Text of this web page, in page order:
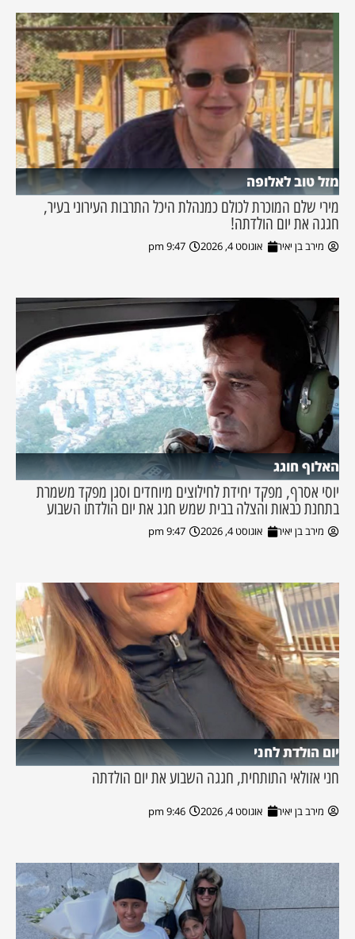
מזל טוב לאלופה
מירי שלם המוכרת לכולם כמנהלת היכל התרבות העירוני בעיר,
חגגה את יום הולדתה!
מירב בן יאיר אוגוסט 4, 2026 9:47 pm
האלוף חוגג
יוסי אסרף, מפקד יחידת לחילוצים מיוחדים וסגן מפקד משמרת
בתחנת כבאות והצלה בבית שמש חגג את יום הולדתו השבוע
מירב בן יאיר אוגוסט 4, 2026 9:47 pm
יום הולדת לחני
חני אזולאי התותחית, חגגה השבוע את יום הולדתה
מירב בן יאיר אוגוסט 4, 2026 9:46 pm